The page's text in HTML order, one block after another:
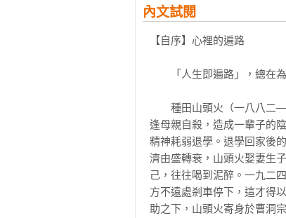
後的，每一個自己。
「也許值得慶幸，已經永遠
知道渺小脆弱如我，可以參
【精選摘文】
我喜歡蘇東坡用行雲流水來
止。在文字裡跋涉，我期待
看看自己被歲月催逼洗磨之
──〈心裡的遍路〉
那些有你的風景
卷三：記憶所繫之處
直到燈火闌珊
風繼續吹──我的九○年代
箭是自己射出去的──讀《箭
有淚盡情流
告別的藝術
池上去來
日常裡的一小片風景──談小
世界是空的，誰在誰的夢中
內文試閱
【自序】心裡的遍路
「人生即遍路」，總在為
種田山頭火（一八八二—
逢母親自殺，造成一輩子的
精神耗弱退學。退學回家後
濟由盛轉衰，山頭火娶妻生
己，往往喝到泥醉。一九二
方不遠處剎車停下，這才得
助之下，山頭火寄身於曹洞